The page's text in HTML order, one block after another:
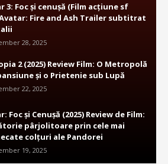
3: Foc și cenușă (Film acțiune sf
Avatar: Fire and Ash Trailer subtitrat
28, 2025
2 (2025) Review Film: O Metropolă
și o Prietenie sub Lupă
22, 2025
Foc și Cenușă (2025) Review de Film:
pârjolitoare prin cele mai
colțuri ale Pandorei
19, 2025